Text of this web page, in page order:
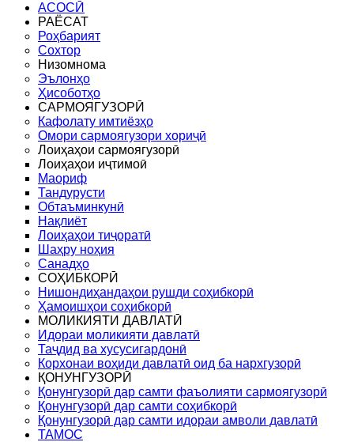
АСОСӢ
РАЁСАТ
Роҳбарият
Сохтор
Низомнома
Эълонҳо
Ҳисоботҳо
САРМОЯГУЗОРӢ
Кафолату имтиёзҳо
Омори сармоягузори хориҷӣ
Лоиҳаҳои сармоягузорӣ
Лоиҳаҳои иҷтимоӣ
Маориф
Тандурусти
Обтаъминкунӣ
Нақлиёт
Лоиҳаҳои тиҷоратӣ
Шаҳру ноҳия
Санадҳо
СОҲИБКОРӢ
Нишондиҳандаҳои рушди соҳибкорӣ
Ҳамоишҳои соҳибкорӣ
МОЛИКИЯТИ ДАВЛАТӢ
Идораи моликияти давлатӣ
Таҷдид ва хусусигардонӣ
Корхонаи воҳиди давлатӣ оид ба нархгузорӣ
ҚОНУНГУЗОРӢ
Қонунгузорӣ дар самти фаъолияти сармоягузорӣ
Қонунгузорӣ дар самти соҳибкорӣ
Қонунгузорӣ дар самти идораи амволи давлатӣ
ТАМОС